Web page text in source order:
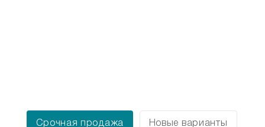
Срочная продажа Новые варианты